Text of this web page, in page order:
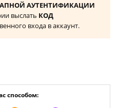
АУТЕНТИФИКАЦИИ
выслать КОД
входа в аккаунт.
способом: